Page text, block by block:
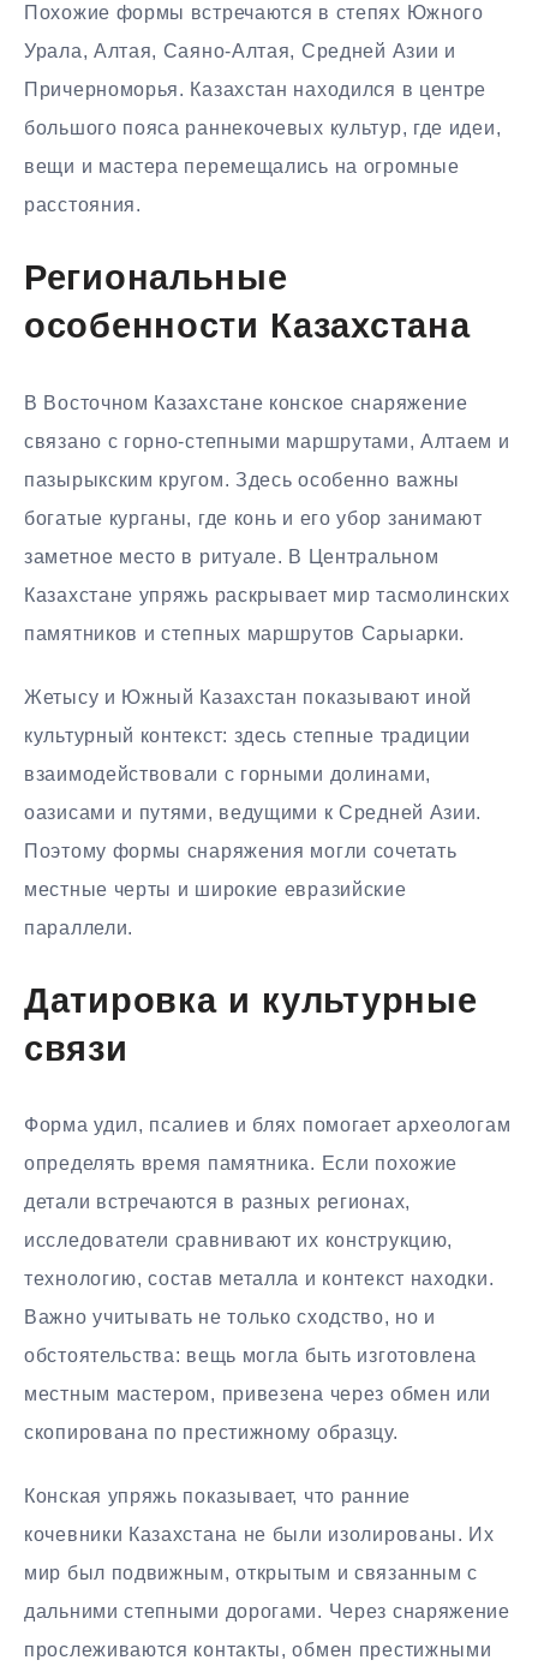
Похожие формы встречаются в степях Южного
Урала, Алтая, Саяно-Алтая, Средней Азии и
Причерноморья. Казахстан находился в центре
большого пояса раннекочевых культур, где идеи,
вещи и мастера перемещались на огромные
расстояния.
Региональные
особенности Казахстана
В Восточном Казахстане конское снаряжение
связано с горно-степными маршрутами, Алтаем и
пазырыкским кругом. Здесь особенно важны
богатые курганы, где конь и его убор занимают
заметное место в ритуале. В Центральном
Казахстане упряжь раскрывает мир тасмолинских
памятников и степных маршрутов Сарыарки.
Жетысу и Южный Казахстан показывают иной
культурный контекст: здесь степные традиции
взаимодействовали с горными долинами,
оазисами и путями, ведущими к Средней Азии.
Поэтому формы снаряжения могли сочетать
местные черты и широкие евразийские
параллели.
Датировка и культурные
связи
Форма удил, псалиев и блях помогает археологам
определять время памятника. Если похожие
детали встречаются в разных регионах,
исследователи сравнивают их конструкцию,
технологию, состав металла и контекст находки.
Важно учитывать не только сходство, но и
обстоятельства: вещь могла быть изготовлена
местным мастером, привезена через обмен или
скопирована по престижному образцу.
Конская упряжь показывает, что ранние
кочевники Казахстана не были изолированы. Их
мир был подвижным, открытым и связанным с
дальними степными дорогами. Через снаряжение
прослеживаются контакты, обмен престижными